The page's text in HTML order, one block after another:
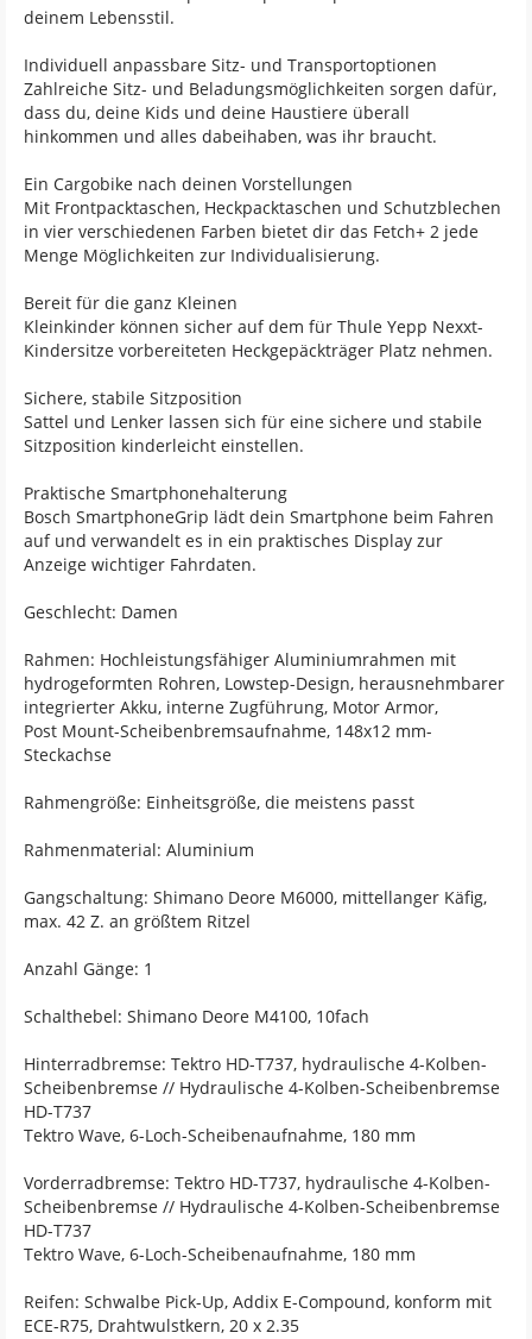
deinem Lebensstil.
Individuell anpassbare Sitz- und Transportoptionen
Zahlreiche Sitz- und Beladungsmöglichkeiten sorgen dafür,
dass du, deine Kids und deine Haustiere überall
hinkommen und alles dabeihaben, was ihr braucht.
Ein Cargobike nach deinen Vorstellungen
Mit Frontpacktaschen, Heckpacktaschen und Schutzblechen
in vier verschiedenen Farben bietet dir das Fetch+ 2 jede
Menge Möglichkeiten zur Individualisierung.
Bereit für die ganz Kleinen
Kleinkinder können sicher auf dem für Thule Yepp Nexxt-
Kindersitze vorbereiteten Heckgepäckträger Platz nehmen.
Sichere, stabile Sitzposition
Sattel und Lenker lassen sich für eine sichere und stabile
Sitzposition kinderleicht einstellen.
Praktische Smartphonehalterung
Bosch SmartphoneGrip lädt dein Smartphone beim Fahren
auf und verwandelt es in ein praktisches Display zur
Anzeige wichtiger Fahrdaten.
Geschlecht: Damen
Rahmen: Hochleistungsfähiger Aluminiumrahmen mit
hydrogeformten Rohren, Lowstep-Design, herausnehmbarer
integrierter Akku, interne Zugführung, Motor Armor,
Post Mount-Scheibenbremsaufnahme, 148x12 mm-
Steckachse
Rahmengröße: Einheitsgröße, die meistens passt
Rahmenmaterial: Aluminium
Gangschaltung: Shimano Deore M6000, mittellanger Käfig,
max. 42 Z. an größtem Ritzel
Anzahl Gänge: 1
Schalthebel: Shimano Deore M4100, 10fach
Hinterradbremse: Tektro HD-T737, hydraulische 4-Kolben-
Scheibenbremse // Hydraulische 4-Kolben-Scheibenbremse
HD-T737
Tektro Wave, 6-Loch-Scheibenaufnahme, 180 mm
Vorderradbremse: Tektro HD-T737, hydraulische 4-Kolben-
Scheibenbremse // Hydraulische 4-Kolben-Scheibenbremse
HD-T737
Tektro Wave, 6-Loch-Scheibenaufnahme, 180 mm
Reifen: Schwalbe Pick-Up, Addix E-Compound, konform mit
ECE-R75, Drahtwulstkern, 20 x 2.35